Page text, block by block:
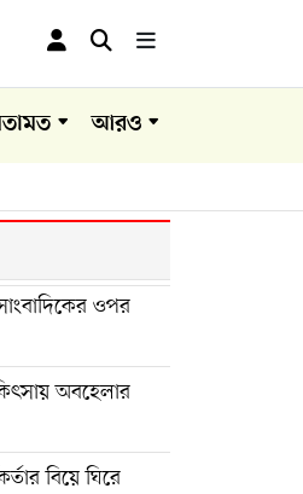
আরও
ওপর
অবহেলার
বিয়ে ঘিরে